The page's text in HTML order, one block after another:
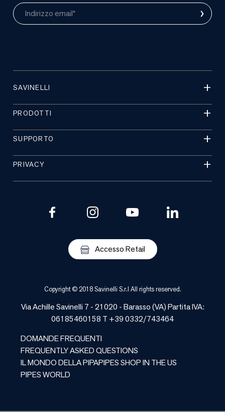
Indirizzo email* ›
SAVINELLI
PRODOTTI
SUPPORTO
PRIVACY
Accesso Retail
Copyright © 2018 Savinelli S.r.l All rights reserved.
Via Achille Savinelli 7 - 21020 -Barasso(VA) Partita IVA:
06185460158 T +39 0332/743464
DOMANDE FREQUENTI
FREQUENTLY ASKED QUESTIONS
IL MONDO DELLA PIPAPIPES SHOP IN THE US
PIPES WORLD